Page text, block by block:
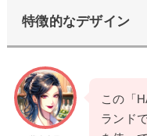
特徴的なデザイン
この「
ランド